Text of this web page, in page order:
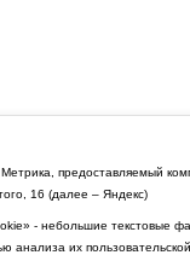
предоставляемый
16 (далее – Яндекс)
- небольшие текстовые
анализа их пользовательской